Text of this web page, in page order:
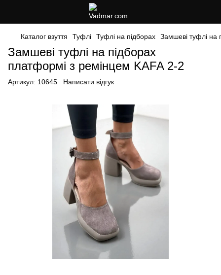
Каталог взуття Туфлі Туфлі на підборах Замшеві туфлі на
Замшеві туфлі на підборах
платформі з ремінцем KAFA 2-2
Артикул: 10645 Написати відгук